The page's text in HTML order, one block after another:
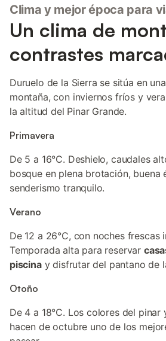
Clima y mejor época para
Un clima de
contrastes
Duruelo de la Sierra se sitúa en
montaña, con inviernos fríos y
la altitud del Pinar Grande.
Primavera
De 5 a 16°C. Deshielo, caudales
bosque en plena brotación, buena
senderismo tranquilo.
Verano
De 12 a 26°C, con noches frescas
Temporada alta para reservar
piscinay disfrutar del pantano de
Otoño
De 4 a 18°C. Los colores del pinar
hacen de octubre uno de los